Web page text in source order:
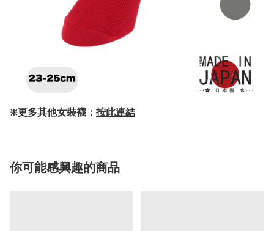
❇️更多其他女裝襪： 按此連結
你可能感興趣的商品